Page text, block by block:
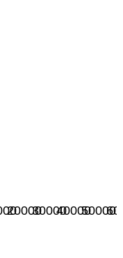
20000300004000050000